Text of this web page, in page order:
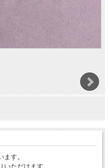
す。
ただけます。